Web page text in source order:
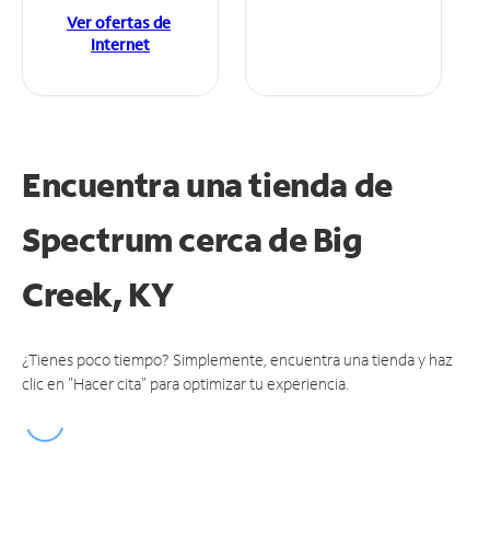
Ver ofertas de
Internet
Encuentra una tienda de
Spectrumcerca de Big
Creek, KY
¿Tienes poco tiempo? Simplemente, encuentra una tienda y haz
clic en "Hacer cita" para optimizar tu experiencia.